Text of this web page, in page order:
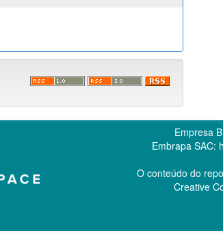
Empresa
Embrapa SAC:
O conteúdo do
Creative